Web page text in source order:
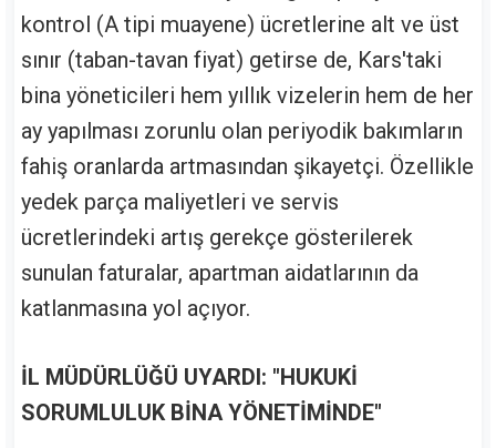
kontrol (A tipi muayene) ücretlerine alt ve üst
sınır (taban-tavan fiyat) getirse de, Kars'taki
bina yöneticileri hem yıllık vizelerin hem de her
ay yapılması zorunlu olan periyodik bakımların
fahiş oranlarda artmasından şikayetçi. Özellikle
yedek parça maliyetleri ve servis
ücretlerindeki artış gerekçe gösterilerek
sunulan faturalar, apartman aidatlarının da
katlanmasına yol açıyor.
İL MÜDÜRLÜĞÜ UYARDI: "HUKUKİ
SORUMLULUK BİNA YÖNETİMİNDE"